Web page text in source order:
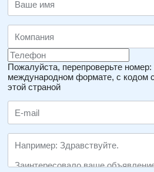
Пожалуйста, перепроверьте номер:
международном формате, с кодом
этой страной